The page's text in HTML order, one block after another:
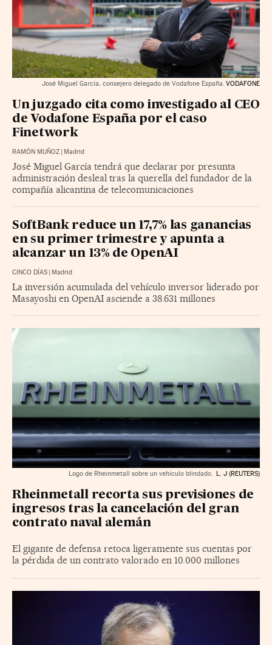
José Miguel García, consejero delegado de Vodafone España. VODAFONE
Un juzgado cita como investigado al CEO
de Vodafone España por el caso
Finetwork
RAMÓN MUÑOZ Madrid
José Miguel García tendrá que declarar por presunta
administración desleal tras la querella del fundador de la
compañía alicantina de telecomunicaciones
SoftBank reduce un 17,7% las ganancias
en su primer trimestre y apunta a
alcanzar un 13% de OpenAI
CINCO DÍAS Madrid
La inversión acumulada del vehículo inversor liderado por
Masayoshi en OpenAI asciende a 38.631 millones
Logo de Rheinmetall sobre un vehículo blindado. L. J (REUTERS)
Rheinmetall recorta sus previsiones de
ingresos tras la cancelación del gran
contrato naval alemán
El gigante de defensa retoca ligeramente sus cuentas por
la pérdida de un contrato valorado en 10.000 millones